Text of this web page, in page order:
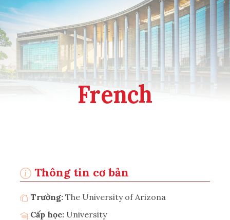
French
Thông tin cơ bản
Trường: The University of Arizona
Cấp học: University